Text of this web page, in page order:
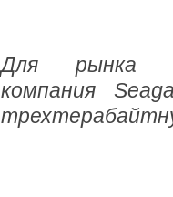
Для рынка
компания